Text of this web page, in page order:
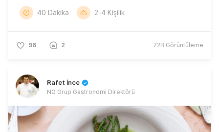
40 Dakika 2-4 Kişilik
96 2 72B Görüntüleme
Rafet İnce
NG Grup Gastronomi Direktörü